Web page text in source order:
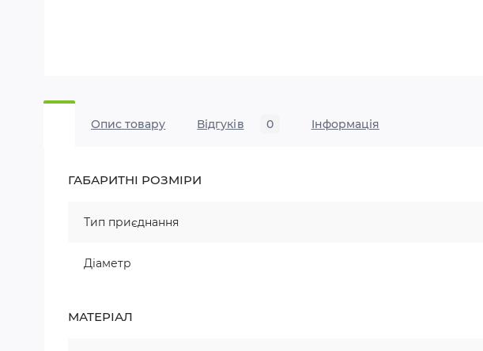
Опис товару Відгуків 0 Iнформація
ГАБАРИТНІ РОЗМІРИ
Тип приєднання
Діаметр
МАТЕРІАЛ